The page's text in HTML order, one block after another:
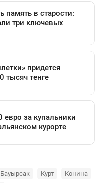
Бауырсак Курт
Конина